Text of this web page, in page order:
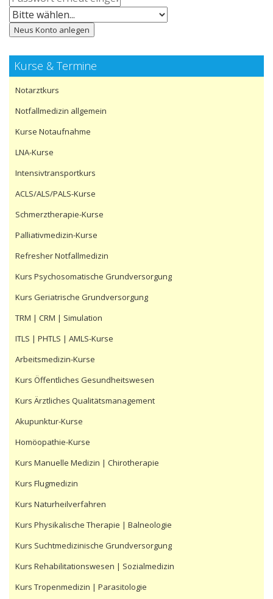
Neus Konto anlegen
Kurse & Termine
Notarztkurs
Notfallmedizin allgemein
Kurse Notaufnahme
LNA-Kurse
Intensivtransportkurs
ACLS/ALS/PALS-Kurse
Schmerztherapie-Kurse
Palliativmedizin-Kurse
Refresher Notfallmedizin
Kurs Psychosomatische Grundversorgung
Kurs Geriatrische Grundversorgung
TRM | CRM | Simulation
ITLS | PHTLS | AMLS-Kurse
Arbeitsmedizin-Kurse
Kurs Öffentliches Gesundheitswesen
Kurs Ärztliches Qualitätsmanagement
Akupunktur-Kurse
Homöopathie-Kurse
Kurs Manuelle Medizin | Chirotherapie
Kurs Flugmedizin
Kurs Naturheilverfahren
Kurs Physikalische Therapie | Balneologie
Kurs Suchtmedizinische Grundversorgung
Kurs Rehabilitationswesen | Sozialmedizin
Kurs Tropenmedizin | Parasitologie